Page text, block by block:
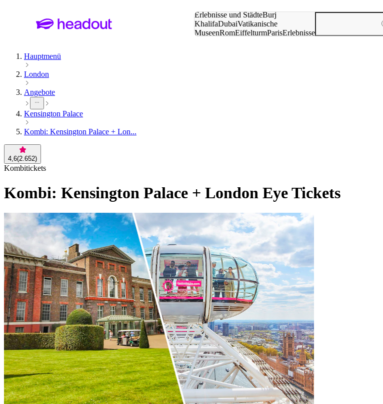
Erlebnisse und StädteBurj
KhalifaDubaiVatikanische
MuseenRomEiffelturmParisErlebnisse
Hauptmenü
London
Angebote
Kensington Palace
Kombi: Kensington Palace + Lon...
4,6(2.652)
Kombitickets
Kombi: Kensington Palace + London Eye Tickets